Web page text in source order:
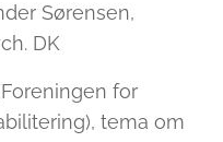
Sørensen,
DK
for
tema om